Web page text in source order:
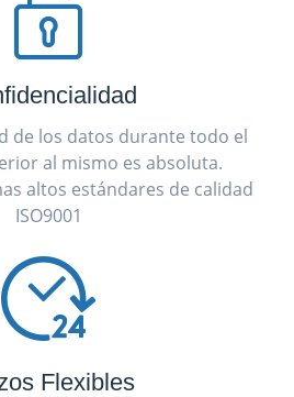
de los datos durante todo el
al mismo es absoluta.
altos estándares de calidad
ISO9001
Flexibles